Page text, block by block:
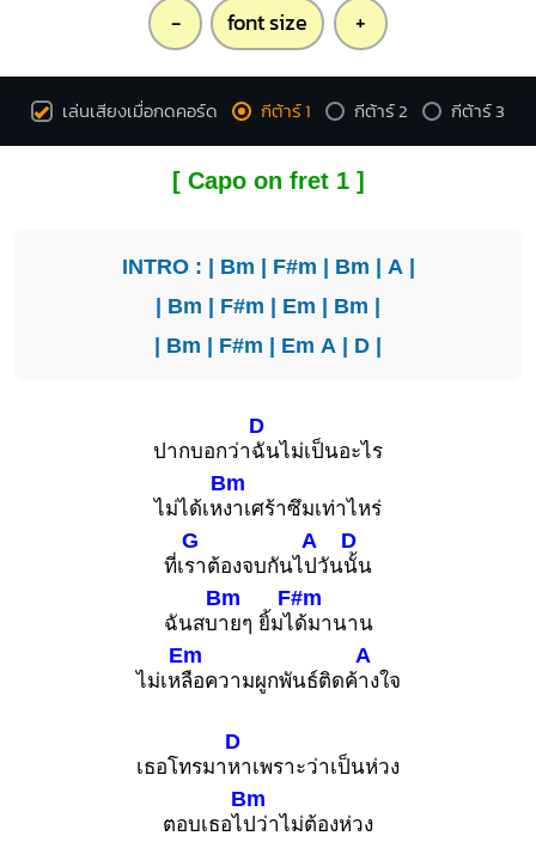
- font size +
เล่นเสียงเมื่อกดคอร์ด กีต้าร์ 1 กีต้าร์ 2 กีต้าร์ 3
[ Capo on fret 1 ]
INTRO : | Bm | F#m | Bm | A |
| Bm | F#m | Em | Bm |
| Bm | F#m | Em A | D |
ปากบอกว่า
D
ฉันไม่เป็นอะไร
ไม่ได้เห
Bm
งาเศร้าซึมเท่าไหร่
ที่เ
G
ราต้องจบกันไ
A
ปวัน
D
นั้น
ฉันสบ
Bm
ายๆ ยิ้มไ
F#m
ด้มานาน
ไม่เห
Em
ลือความผูกพันธ์ติดค้
A
างใจ
เธอโทรมา
D
หาเพราะว่าเป็นห่วง
ตอบเธอไ
Bm
ปว่าไม่ต้องห่วง